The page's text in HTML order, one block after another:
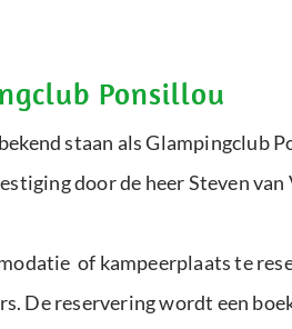
Ponsillou
staan als Glampingclub
door de heer Steven van
of kampeerplaats te
De reservering wordt een